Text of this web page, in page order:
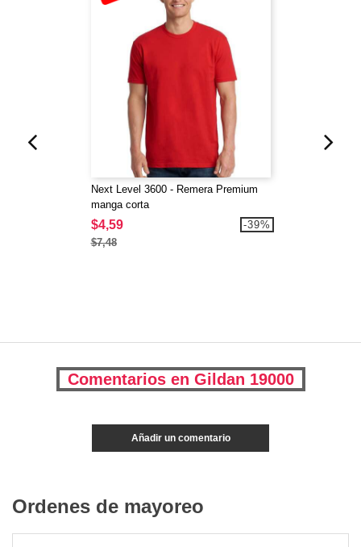
Next Level 3600 - Remera Premium
manga corta
$4,59
$7,48
-39%
Comentarios en Gildan 19000
Añadir un comentario
Ordenes de mayoreo